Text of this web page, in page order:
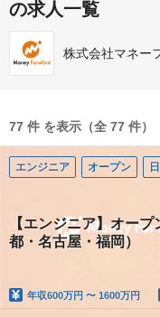
の求人一覧
株式会社マネー
77 件 を表示（全 77 件）
エンジニア オープン
【エンジニア】オー
都・名古屋・福岡）
年収600万円 〜 1600万円